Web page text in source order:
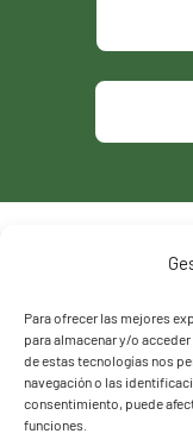
Para ofrecer las mejores
para almacenar y/o
de estas tecnologías nos
navegación o las
consentimiento, puede
funciones.